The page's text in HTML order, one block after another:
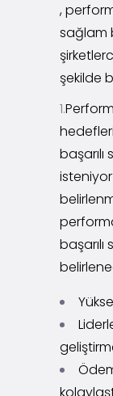
,
sağlam
şekilde
1.